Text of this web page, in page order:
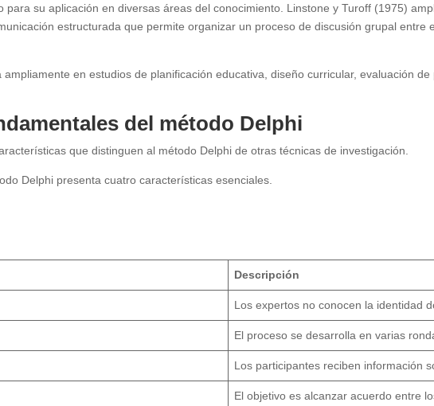
para su aplicación en diversas áreas del conocimiento. Linstone y Turoff (1975)
estructurada que permite organizar un proceso de discusión grupal entre
en estudios de planificación educativa, diseño curricular, evaluación
del método Delphi
que distinguen al método Delphi de otras técnicas de investigación.
Delphi presenta cuatro características esenciales.
Descripción
Los expertos no conocen la identidad
El proceso se desarrolla en varias
Los participantes reciben información
El objetivo es alcanzar acuerdo entre